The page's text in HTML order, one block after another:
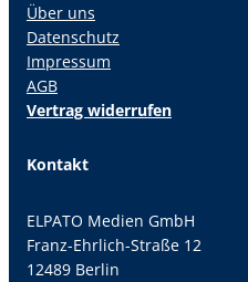
Über uns
Datenschutz
Impressum
AGB
Vertrag widerrufen
Kontakt
ELPATO Medien GmbH
Franz-Ehrlich-Straße 12
12489 Berlin